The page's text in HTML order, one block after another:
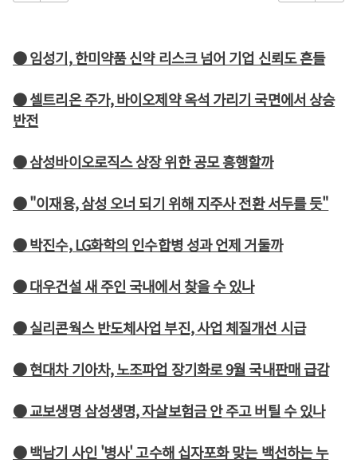
● 임성기, 한미약품 신약 리스크 넘어 기업 신뢰도 흔들
● 셀트리온 주가, 바이오제약 옥석 가리기 국면에서 상승
반전
● 삼성바이오로직스 상장 위한 공모 흥행할까
● "이재용, 삼성 오너 되기 위해 지주사 전환 서두를 듯"
● 박진수, LG화학의 인수합병 성과 언제 거둘까
● 대우건설 새 주인 국내에서 찾을 수 있나
● 실리콘웍스 반도체사업 부진, 사업 체질개선 시급
● 현대차 기아차, 노조파업 장기화로 9월 국내판매 급감
● 교보생명 삼성생명, 자살보험금 안 주고 버틸 수 있나
● 백남기 사인 '병사' 고수해 십자포화 맞는 백선하는 누